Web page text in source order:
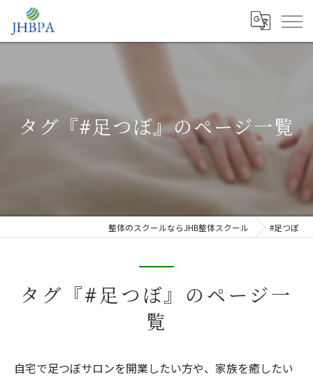
タグ『#足つぼ』のページ一覧
整体のスクールならJHB整体スクール #足つぼ
タグ『#足つぼ』のページ一
覧
自宅で足つぼサロンを開業したい方や、家族を癒したい